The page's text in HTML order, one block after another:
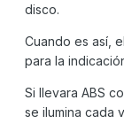
disco.
Cuando es así,
para la
Si llevara ABS
se ilumina cada